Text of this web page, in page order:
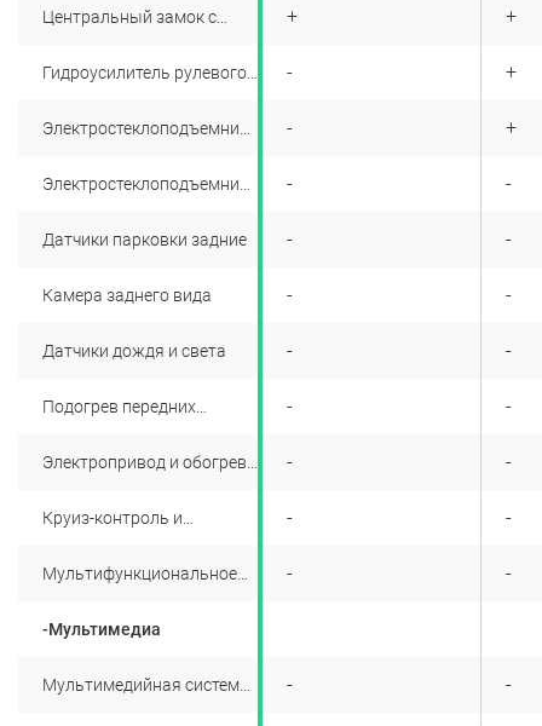
Центральный замок с
Гидроусилитель рулевого
Электростеклоподъемники
Электростеклоподъемники
Датчики парковки задние
Камера заднего вида
Датчики дождя и света
Подогрев передних
Электропривод и обогрев
Круиз-контроль и
Мультифункциональное
-Мультимедиа
Мультимедийная система
+
+
+
+
+
+
+
+
+
+
+
+
+
-
-
-
-
-
-
-
-
-
-
-
+
+
+
-
-
-
-
-
-
-
-
-